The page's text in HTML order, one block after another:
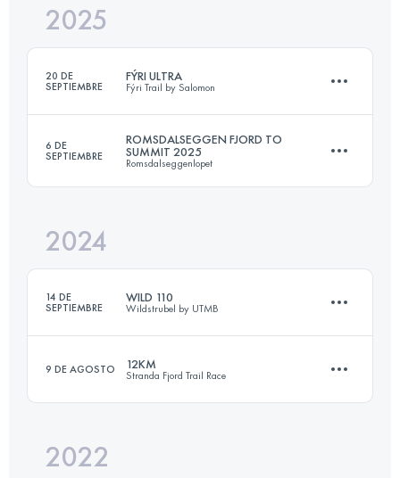
2025
20 DE
SEPTIEMBRE
FÝRI ULTRA
Fýri Trail by Salomon
55 KM2675 M+
6 DE
SEPTIEMBRE
ROMSDALSEGGEN FJORD TO
SUMMIT 2025
Romsdalseggenlopet
Inicia sesión para ver el UTMB Index
2024
14 DE
SEPTIEMBRE
WILD 110
Wildstrubel by UTMB
9 DE AGOSTO 12KM
Stranda Fjord Trail Race
2022